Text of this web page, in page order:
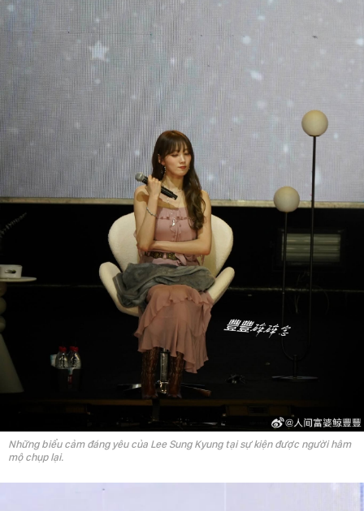
Những biểu cảm đáng yêu của Lee Sung Kyung tại sự kiện được người hâm
mộ chụp lại.